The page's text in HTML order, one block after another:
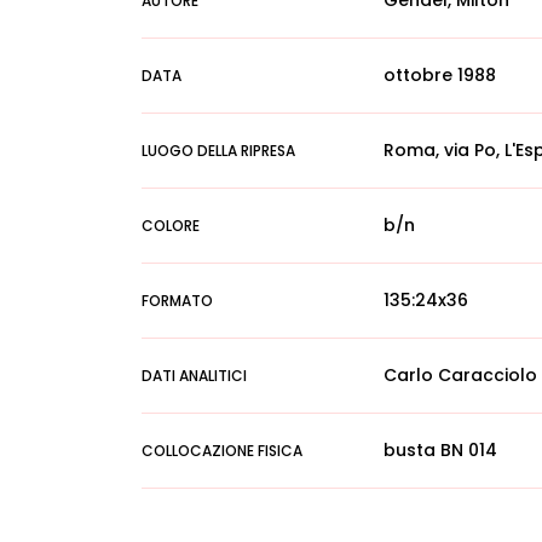
DATA ottobre 1988
LUOGO DELLA RIPRESA Roma, via Po,
COLORE b/n
FORMATO 135:24x36
DATI ANALITICI Carlo Caracciolo
COLLOCAZIONE FISICA busta BN 014